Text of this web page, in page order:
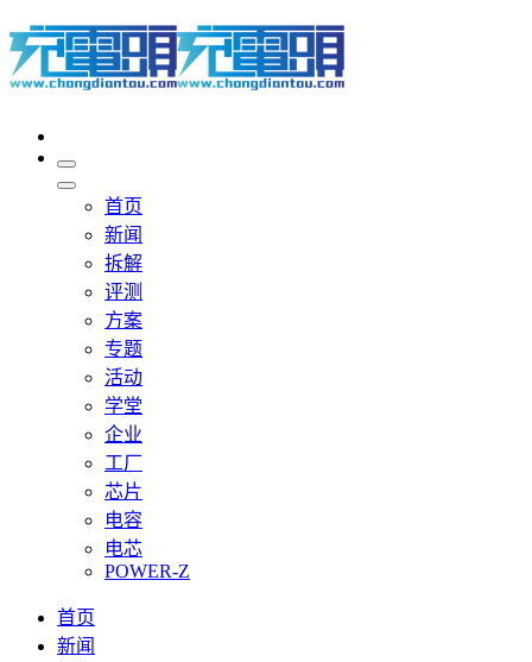
首页
新闻
拆解
评测
方案
专题
活动
学堂
企业
工厂
芯片
电容
电芯
POWER-Z
首页
新闻